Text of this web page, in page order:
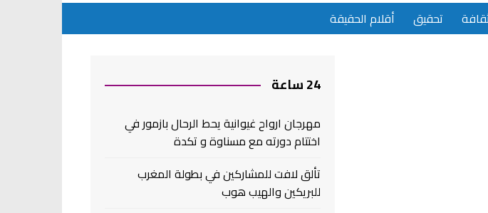
تحقيق أقلام الحقيقة
24 ساعة
مهرجان ارواح غيوانية يحط الرحال بازمور في
اختتام دورته مع مسناوة و تكدة
تألق لافت للمشاركين في بطولة المغرب
للبريكين والهيب هوب